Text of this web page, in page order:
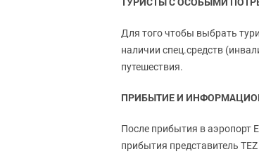
Для того чтобы выбрать
наличии спец.средств
путешествия.
ПРИБЫТИЕ И
После прибытия в аэропорт
прибытия представитель